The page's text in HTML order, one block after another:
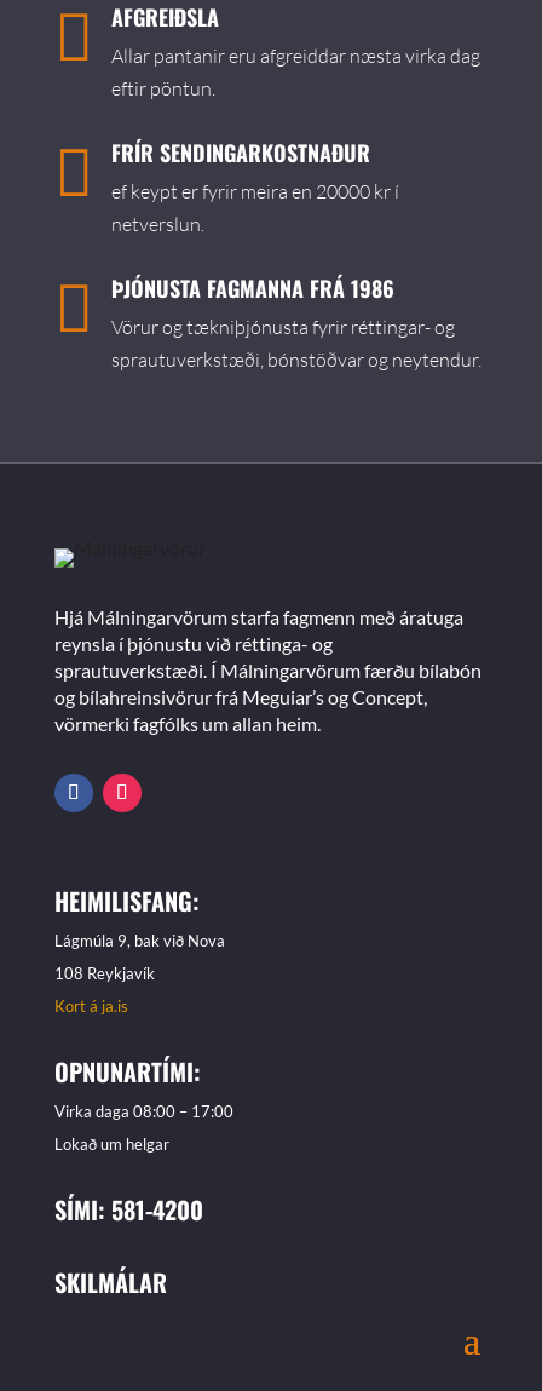
 AFGREIÐSLA
Allar pantanir eru afgreiddar næsta virka dag
eftir pöntun.
 FRÍR SENDINGARKOSTNAÐUR
ef keypt er fyrir meira en 20000 kr í
netverslun.
 ÞJÓNUSTA FAGMANNA FRÁ 1986
Vörur og tækniþjónusta fyrir réttingar- og
sprautuverkstæði, bónstöðvar og neytendur.
Hjá Málningarvörum starfa fagmenn með áratuga
reynsla í þjónustu við réttinga- og
sprautuverkstæði. Í Málningarvörum færðu bílabón
og bílahreinsivörur frá Meguiar’s og Concept,
vörmerki fagfólks um allan heim.
HEIMILISFANG:
Lágmúla 9, bak við Nova
108 Reykjavík
Kort á ja.is
OPNUNARTÍMI:
Virka daga 08:00 – 17:00
Lokað um helgar
SÍMI: 581-4200
SKILMÁLAR